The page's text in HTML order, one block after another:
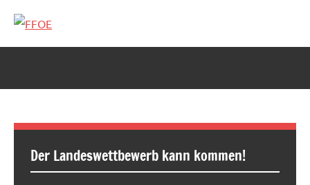
Inhalt
springen
FFOE
Der Landeswettbewerb kann kommen!